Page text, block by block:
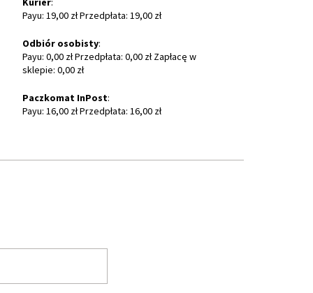
Payu: 19,00 zł Przedpłata: 19,00 zł
Odbiór osobisty:
Payu: 0,00 zł Przedpłata: 0,00 zł Zapłacę w
sklepie: 0,00 zł
Paczkomat InPost:
Payu: 16,00 zł Przedpłata: 16,00 zł